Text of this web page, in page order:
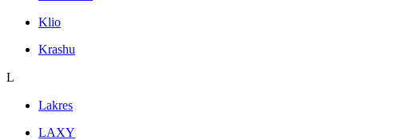
Klio
Krashu
L
Lakres
LAXY